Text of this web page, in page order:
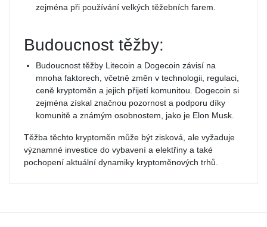
zejména při používání velkých těžebních farem.
Budoucnost těžby:
Budoucnost těžby Litecoin a Dogecoin závisí na
mnoha faktorech, včetně změn v technologii, regulaci,
ceně kryptoměn a jejich přijetí komunitou. Dogecoin si
zejména získal značnou pozornost a podporu díky
komunitě a známým osobnostem, jako je Elon Musk.
Těžba těchto kryptoměn může být zisková, ale vyžaduje
významné investice do vybavení a elektřiny a také
pochopení aktuální dynamiky kryptoměnových trhů.